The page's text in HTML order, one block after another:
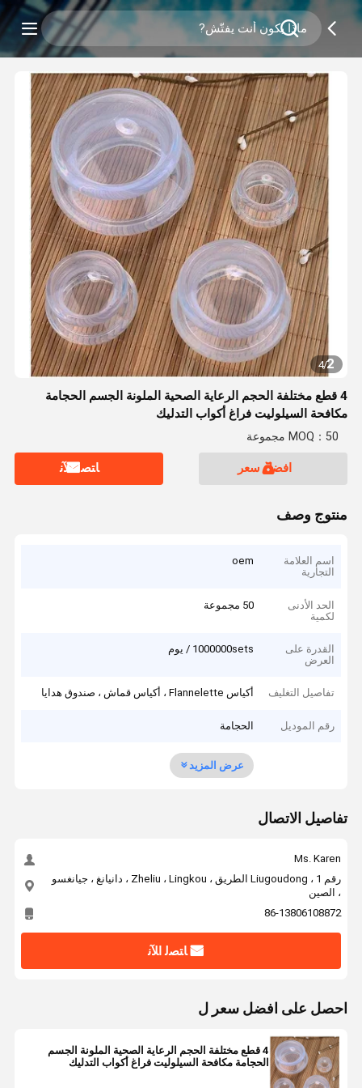
2
/
4
4 قطع مختلفة الحجم الرعاية الصحية الملونة الجسم الحجامة
مكافحة السيلوليت فراغ أكواب التدليك
MOQ：50 مجموعة
افضل سعر ﺎﺘﺼﻟ ﺍﻶﻧ
منتوج وصف
اسم العلامة
التجارية
oem
الحد الأدنى
لكمية
50 مجموعة
القدرة على
العرض
1000000sets / يوم
تفاصيل التغليف أكياس Flannelette ، أكياس قماش ، صندوق هدايا
رقم الموديل الحجامة
عرض المزيد
تفاصيل الاتصال
Ms. Karen
رقم 1 ، Liugoudong الطريق ، Zheliu ، Lingkou ، دانيانغ ، جيانغسو
، الصين
86-13806108872
ﺎﺘﺼﻟ ﺍﻶﻧ
احصل على افضل سعر ل
4 قطع مختلفة الحجم الرعاية الصحية الملونة الجسم
الحجامة مكافحة السيلوليت فراغ أكواب التدليك